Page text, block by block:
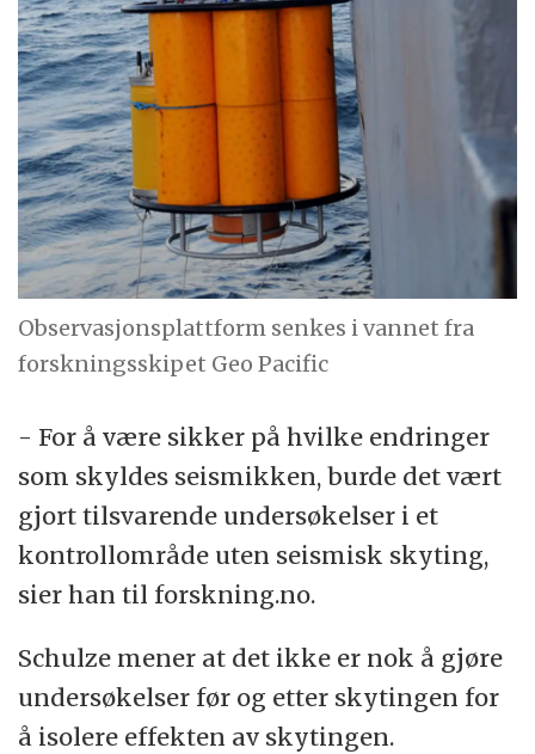
Observasjonsplattform senkes i vannet fra
forskningsskipet Geo Pacific
- For å være sikker på hvilke endringer
som skyldes seismikken, burde det vært
gjort tilsvarende undersøkelser i et
kontrollområde uten seismisk skyting,
sier han til forskning.no.
Schulze mener at det ikke er nok å gjøre
undersøkelser før og etter skytingen for
å isolere effekten av skytingen.